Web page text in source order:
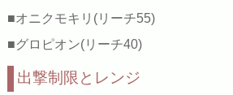
■オニクモキリ(リーチ55)
■グロピオン(リーチ40)
出撃制限とレンジ